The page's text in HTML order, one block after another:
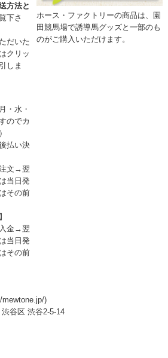
方法と
下さ
だいた
クリッ
しま
・水・
のでカ
払い決
文→翌
当日発
その前
金→翌
当日発
その前
ホース・ファクトリーの商品は、園
田競馬場で誘導馬グッズと一部のも
のがご購入いただけます。
)
谷区 渋谷2-5-14